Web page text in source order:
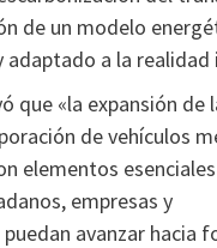
de un modelo
a la realidad
que «la expansión de
de vehículos
elementos
empresas y
avanzar hacia